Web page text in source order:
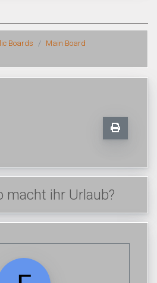
Boards
Main Board
macht ihr Urlaub?